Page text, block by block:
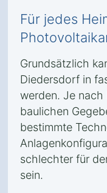
Für jedes
Grundsätzlich
Diedersdorf in
werden. Je
baulichen
bestimmte
schlechter für
sein.